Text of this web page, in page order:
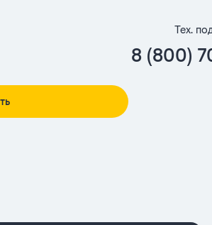
Тех.
8 (800)